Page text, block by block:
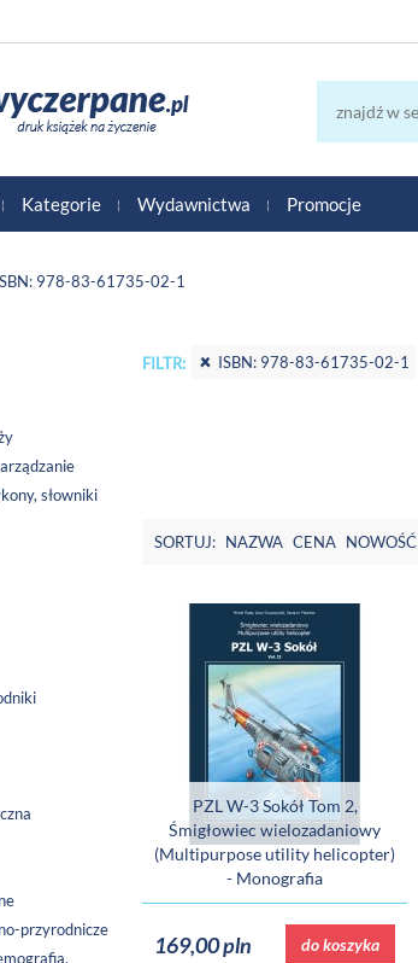
Kategorie Wydawnictwa Promocje
978-83-61735-02-1
słowniki
przyrodnicze
FILTR: ISBN: 978-83-61735-02-1
SORTUJ: NAZWA CENA NOWOŚĆ
PZL W-3 Sokół Tom 2,
Śmigłowiec wielozadaniowy
(Multipurpose utility helicopter)
- Monografia
169,00 pln do koszyka